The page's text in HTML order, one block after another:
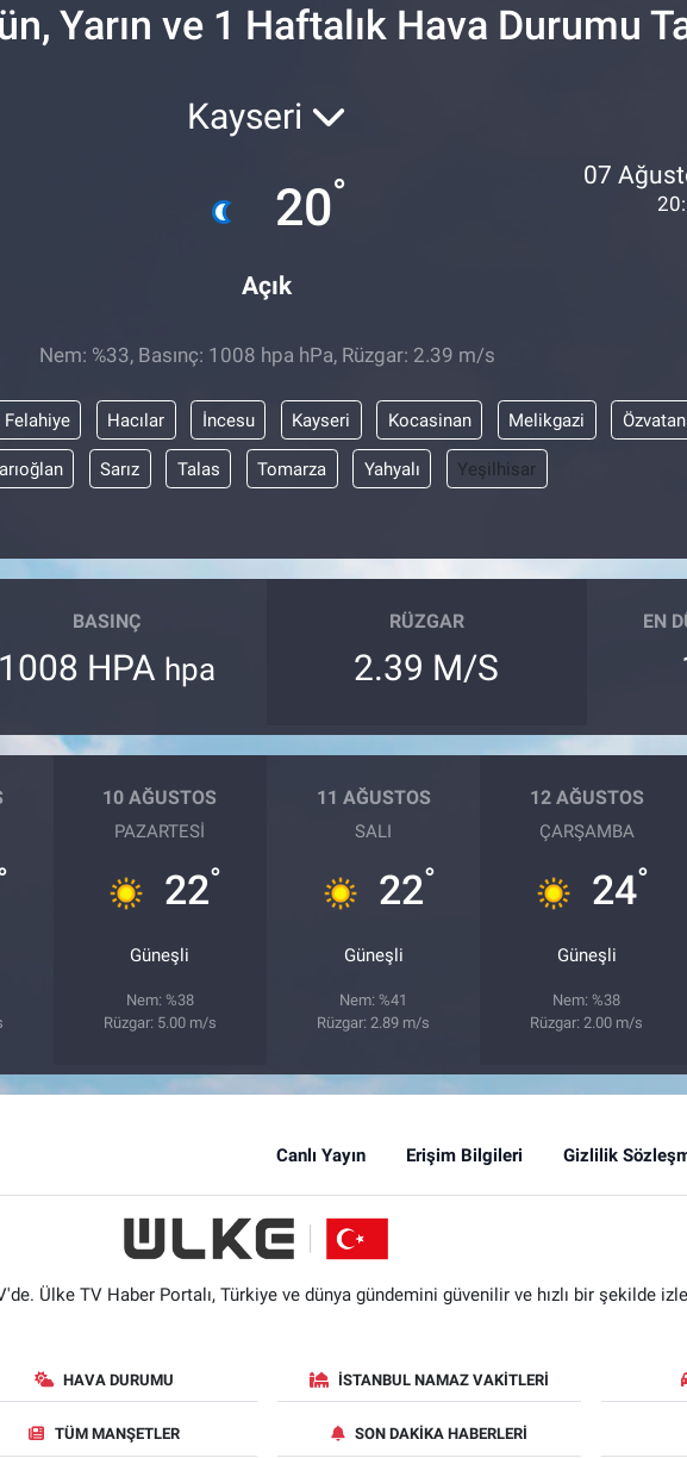
Yarın ve 1 Haftalık Hava Durumu
Kayseri
20°
Açık
07
Nem: %33, Basınç: 1008 hpa hPa, Rüzgar: 2.39 m/s
Felahiye Hacılar İncesu Kayseri Kocasinan Melikgazi Özvatan
Sarız Talas Tomarza Yahyalı Yeşilhisar
BASINÇ
1008 HPA hpa
RÜZGAR
2.39 M/S
EN
10 AĞUSTOS
PAZARTESI
22°
Güneşli
Nem: %38
Rüzgar: 5.00 m/s
11 AĞUSTOS
SALI
22°
Güneşli
Nem: %41
Rüzgar: 2.89 m/s
12 AĞUSTOS
ÇARŞAMBA
24°
Güneşli
Nem: %38
Rüzgar: 2.00 m/s
Canlı Yayın Erişim Bilgileri Gizlilik
Ülke TV Haber Portalı, Türkiye ve dünya gündemini güvenilir ve hızlı bir şekilde
HAVA DURUMU İSTANBUL NAMAZ VAKITLERI
TÜM MANŞETLER SON DAKIKA HABERLERI